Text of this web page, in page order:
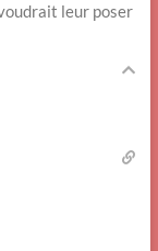
leur poser